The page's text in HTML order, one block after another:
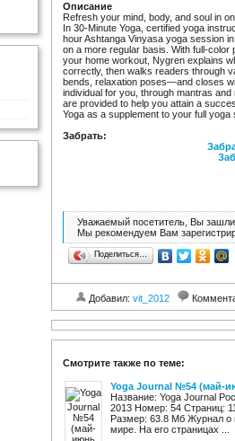
Описание
Refresh your mind, body, and soul in
In 30-Minute Yoga, certified yoga
hour Ashtanga Vinyasa yoga session
on a more regular basis. With full-
your home workout, Nygren explains
correctly, then walks readers through
bends, relaxation poses—and closes
individual for you, through mantras
are provided to help you attain a
Yoga as a supplement to your full
Забрать:
Уважаемый посетитель, Вы зашли
Мы рекомендуем Вам
Поделиться…
Добавил: vit_2012
Смотрите также по теме:
Yoga Journal №54 (май-
Название: Yoga Journal
2013 Номер: 54 Страниц:
Размер: 63.8 Мб Журнал о
мире. На его страницах ...